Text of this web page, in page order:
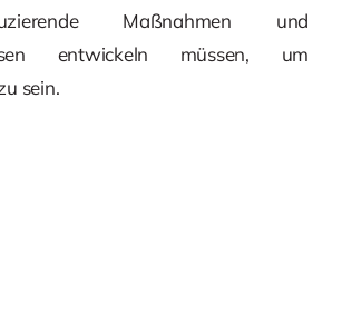
Maßnahmen und
entwickeln müssen, um
sein.